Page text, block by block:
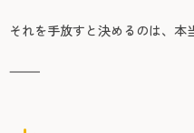
それを手放すと決めるのは、本
⸻